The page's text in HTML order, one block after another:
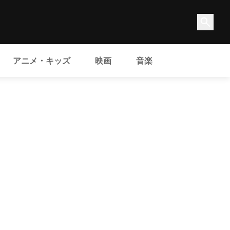
アニメ・キッズ 映画 音楽